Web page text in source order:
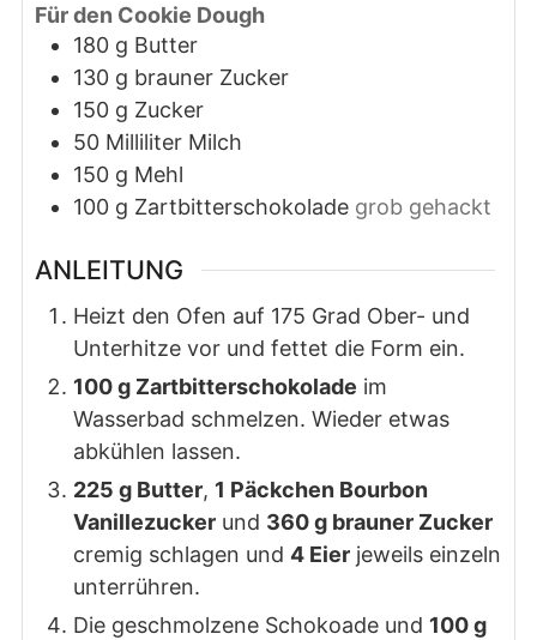
Für den Cookie Dough
180 g Butter
130 g brauner Zucker
150 g Zucker
50 Milliliter Milch
150 g Mehl
100 g Zartbitterschokolade grob gehackt
ANLEITUNG
Heizt den Ofen auf 175 Grad Ober- und
Unterhitze vor und fettet die Form ein.
100 g Zartbitterschokolade im
Wasserbad schmelzen. Wieder etwas
abkühlen lassen.
225 g Butter, 1 Päckchen Bourbon
Vanillezuckerund 360 g brauner Zucker
cremig schlagen und 4 Eierjeweils einzeln
unterrühren.
Die geschmolzene Schokoade und 100 g